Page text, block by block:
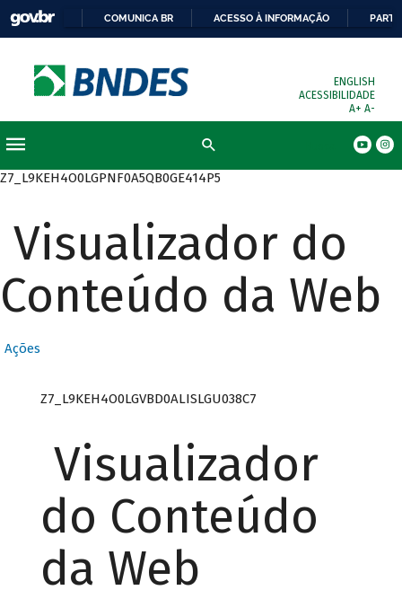
COMUNICA BR ACESSO À INFORMAÇÃO
ENGLISH
ACESSIBILIDADE
A+ A-
Z7_L9KEH4O0LGPNF0A5QB0GE414P5
Visualizador do
Conteúdo da Web
Ações
Z7_L9KEH4O0LGVBD0ALISLGU038C7
Visualizador
do Conteúdo
da Web